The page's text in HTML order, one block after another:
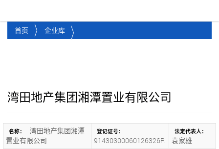
首页 企业库
湾田地产集团湘潭置业有限公司
名称：
湾田地产集团湘潭
置业有限公司
登记证号：
91430300060126326R
法定代表人：
袁家雄